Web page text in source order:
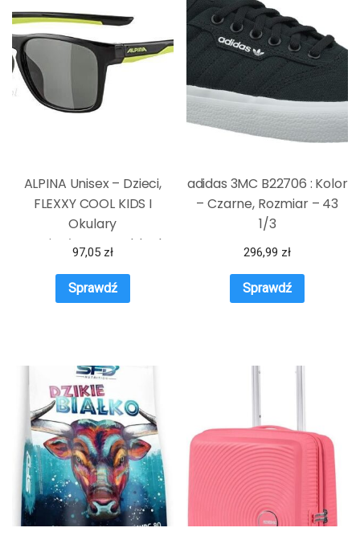
ALPINA Unisex – Dzieci,
FLEXXY COOL KIDS I
Okulary
przeciwsłoneczne, black-
neon gloss/black, One
Size
97,05 zł
Sprawdź
adidas 3MC B22706 : Kolor
– Czarne, Rozmiar – 43
1/3
296,99 zł
Sprawdź